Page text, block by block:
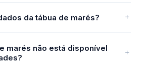
da tábua de marés?
marés não está disponível